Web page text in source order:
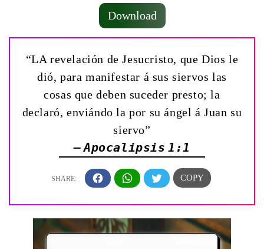
Download
“LA revelación de Jesucristo, que Dios le
dió, para manifestar á sus siervos las
cosas que deben suceder presto; la
declaró, enviándo la por su ángel á Juan su
siervo”
— Apocalipsis 1:1